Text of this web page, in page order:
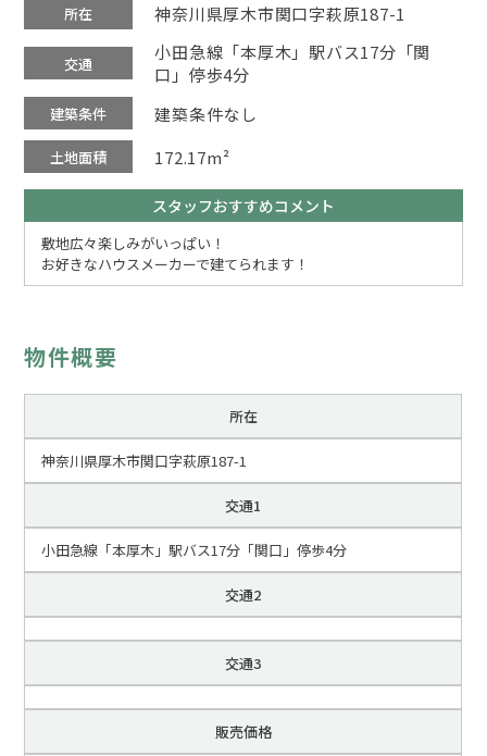
所在 神奈川県厚木市関口字萩原187-1
交通
小田急線「本厚木」駅バス17分「関
口」停歩4分
建築条件 建築条件なし
土地面積 172.17m²
スタッフおすすめコメント
敷地広々楽しみがいっぱい！
お好きなハウスメーカーで建てられます！
物件概要
所在
神奈川県厚木市関口字萩原187-1
交通1
小田急線「本厚木」駅バス17分「関口」停歩4分
交通2
交通3
販売価格